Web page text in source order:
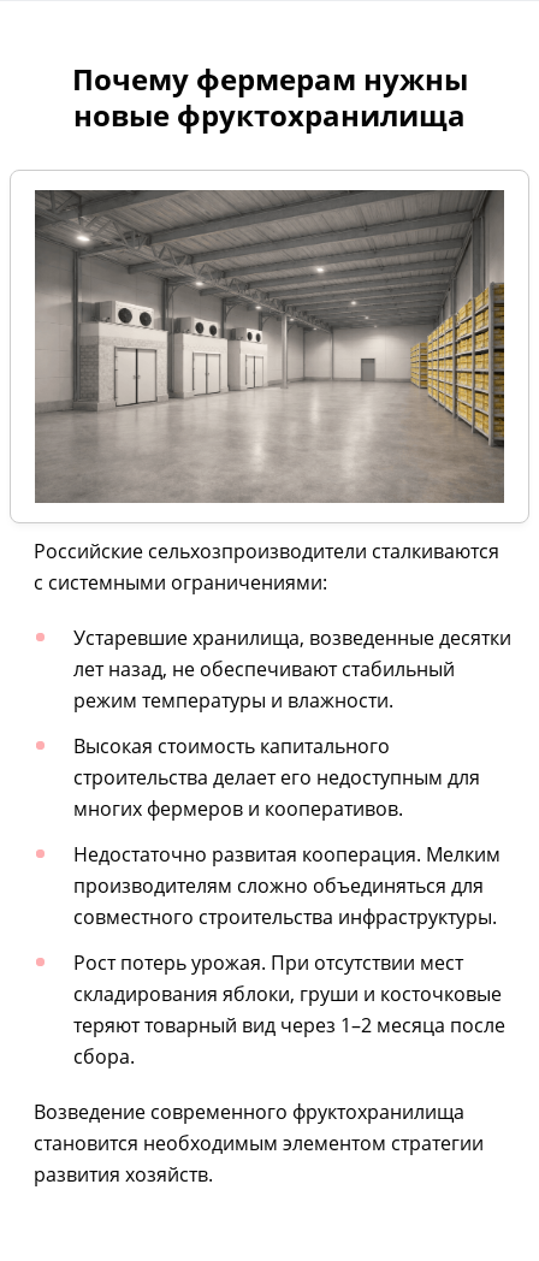
Почему фермерам нужны
новые фруктохранилища
Российские сельхозпроизводители сталкиваются
с системными ограничениями:
Устаревшие хранилища, возведенные десятки
лет назад, не обеспечивают стабильный
режим температуры и влажности.
Высокая стоимость капитального
строительства делает его недоступным для
многих фермеров и кооперативов.
Недостаточно развитая кооперация. Мелким
производителям сложно объединяться для
совместного строительства инфраструктуры.
Рост потерь урожая. При отсутствии мест
складирования яблоки, груши и косточковые
теряют товарный вид через 1–2 месяца после
сбора.
Возведение современного фруктохранилища
становится необходимым элементом стратегии
развития хозяйств.